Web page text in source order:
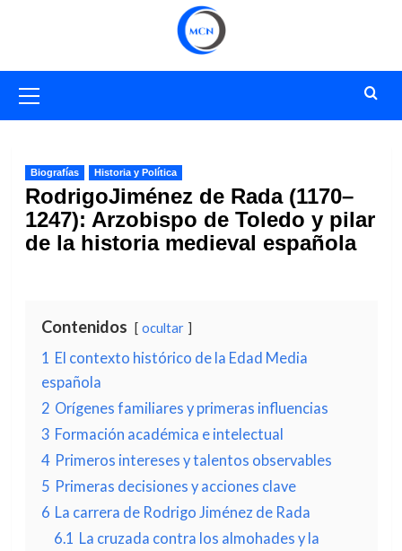
primario
Biografías Historia y Política
RodrigoJiménez de Rada (1170–
1247): Arzobispo de Toledo y pilar
de la historia medieval española
Contenidos ocultar
1 El contexto histórico de la Edad Media
española
2 Orígenes familiares y primeras influencias
3 Formación académica e intelectual
4 Primeros intereses y talentos observables
5 Primeras decisiones y acciones clave
6 La carrera de Rodrigo Jiménez de Rada
6.1 La cruzada contra los almohades y la